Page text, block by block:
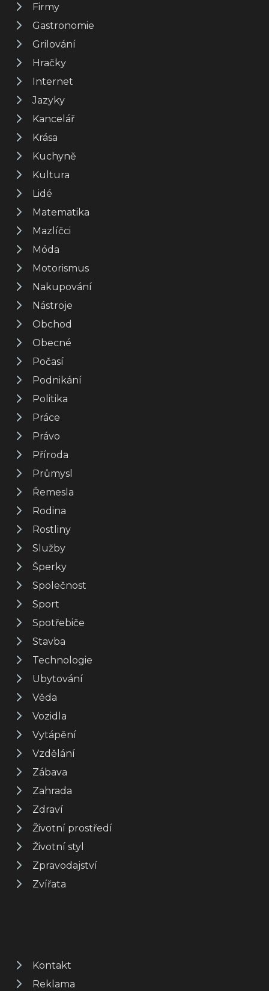
Firmy
Gastronomie
Grilování
Hračky
Internet
Jazyky
Kancelář
Krása
Kuchyně
Kultura
Lidé
Matematika
Mazlíčci
Móda
Motorismus
Nakupování
Nástroje
Obchod
Obecné
Počasí
Podnikání
Politika
Práce
Právo
Příroda
Průmysl
Řemesla
Rodina
Rostliny
Služby
Šperky
Společnost
Sport
Spotřebiče
Stavba
Technologie
Ubytování
Věda
Vozidla
Vytápění
Vzdělání
Zábava
Zahrada
Zdraví
Životní prostředí
Životní styl
Zpravodajství
Zvířata
Kontakt
Reklama